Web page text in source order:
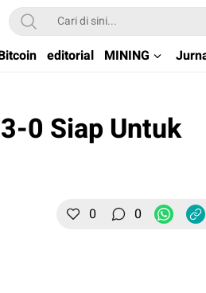
editorial MINING
0 Siap Untuk
0 0